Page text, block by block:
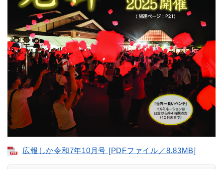
広報しか令和7年10月号 [PDFファイル／8.83MB]